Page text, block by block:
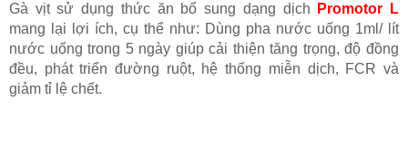
Gà vịt sử dụng thức ăn bổ sung dạng dịch
Promotor L
mang lại lợi ích, cụ thể như: Dùng pha nước uống 1ml/ lít
nước uống trong 5 ngày giúp cải thiện tăng trọng, độ đồng
đều, phát triển đường ruột, hệ thống miễn dịch, FCR và
giảm tỉ lệ chết.